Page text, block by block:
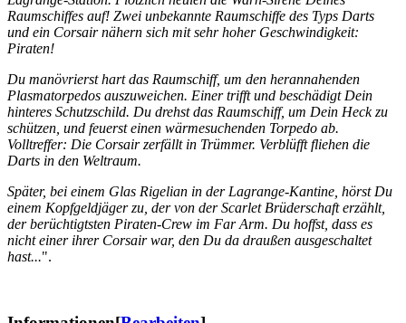
Raumschiffes auf! Zwei unbekannte Raumschiffe des Typs Darts
und ein Corsair nähern sich mit sehr hoher Geschwindigkeit:
Piraten!
Du manövrierst hart das Raumschiff, um den herannahenden
Plasmatorpedos auszuweichen. Einer trifft und beschädigt Dein
hinteres Schutzschild. Du drehst das Raumschiff, um Dein Heck zu
schützen, und feuerst einen wärmesuchenden Torpedo ab.
Volltreffer: Die Corsair zerfällt in Trümmer. Verblüfft fliehen die
Darts in den Weltraum.
Später, bei einem Glas Rigelian in der Lagrange-Kantine, hörst Du
einem Kopfgeldjäger zu, der von der Scarlet Brüderschaft erzählt,
der berüchtigtsten Piraten-Crew im Far Arm. Du hoffst, dass es
nicht einer ihrer Corsair war, den Du da draußen ausgeschaltet
hast...".